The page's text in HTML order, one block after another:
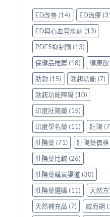
享
正
貨
渠
道
與
選
購
指
南〉
中
身
服
用
Levitra
的
真
實
分
享〉
中
格
要
多
少
才
合
理？
香
港
正
貨
參
考
價
與
選
購
貼
士
一
次
看
清〉
中
ED改善 (14) ED治療
ED與心血管疾病(13)
PDE5抑制劑 (13)
保健品推薦 (18) 健康飲
助勃 (15) 勃起功能 (7)
勃起功能障礙(10)
印度壯陽藥 (15)
印度學名藥 (11) 壯陽
壯陽藥 (71) 壯陽藥價格
壯陽藥比較 (26)
壯陽藥購買渠道 (30)
壯陽藥選購(11) 天然方
天然補充品 (7) 威而鋼